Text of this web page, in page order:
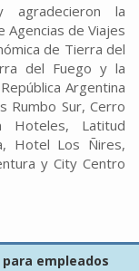
agradecieron la
Agencias de Viajes
de Tierra del
del Fuego y la
Argentina
Rumbo Sur, Cerro
Hoteles, Latitud
Hotel Los Ñires,
y City Centro
para empleados